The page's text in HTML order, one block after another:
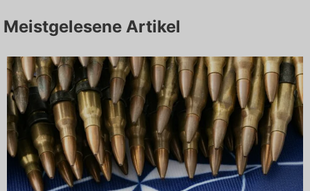
Meistgelesene Artikel